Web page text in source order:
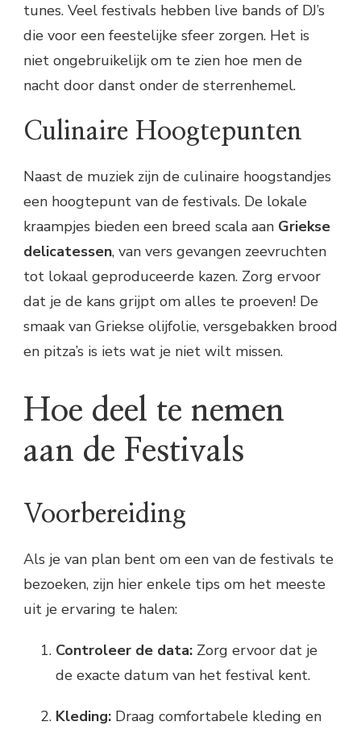
tunes. Veel festivals hebben live bands of DJ’s
die voor een feestelijke sfeer zorgen. Het is
niet ongebruikelijk om te zien hoe men de
nacht door danst onder de sterrenhemel.
Culinaire Hoogtepunten
Naast de muziek zijn de culinaire hoogstandjes
een hoogtepunt van de festivals. De lokale
kraampjes bieden een breed scala aan Griekse
delicatessen, van vers gevangen zeevruchten
tot lokaal geproduceerde kazen. Zorg ervoor
dat je de kans grijpt om alles te proeven! De
smaak van Griekse olijfolie, versgebakken brood
en pitza’s is iets wat je niet wilt missen.
Hoe deel te nemen
aan de Festivals
Voorbereiding
Als je van plan bent om een van de festivals te
bezoeken, zijn hier enkele tips om het meeste
uit je ervaring te halen:
Controleer de data: Zorg ervoor dat je
de exacte datum van het festival kent.
Kleding: Draag comfortabele kleding en